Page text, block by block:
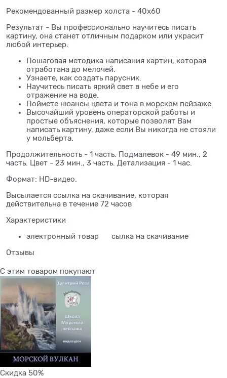
Рекомендованный размер холста - 40х60
Результат - Вы профессионально научитесь писать
картину, она станет отличным подарком или украсит
любой интерьер.
Пошаговая методика написания картин, которая
отработана до мелочей.
Узнаете, как создать парусник.
Научитесь писать яркий свет в небе и его
отражение на воде.
Поймете нюансы цвета и тона в морском пейзаже.
Высочайший уровень операторской работы и
простые объяснения, которые позволят Вам
написать картину, даже если Вы никогда не стояли
у мольберта.
Продолжительность - 1 часть. Подмалевок - 49 мин., 2
часть. Цвет - 23 мин., 3 часть. Детализация - 1 час.
Формат: HD-видео.
Высылается ссылка на скачивание, которая
действительна в течение 72 часов
Характеристики
электронный товар
сылка на скачивание
Отзывы
С этим товаром покупают
Скидка 50%